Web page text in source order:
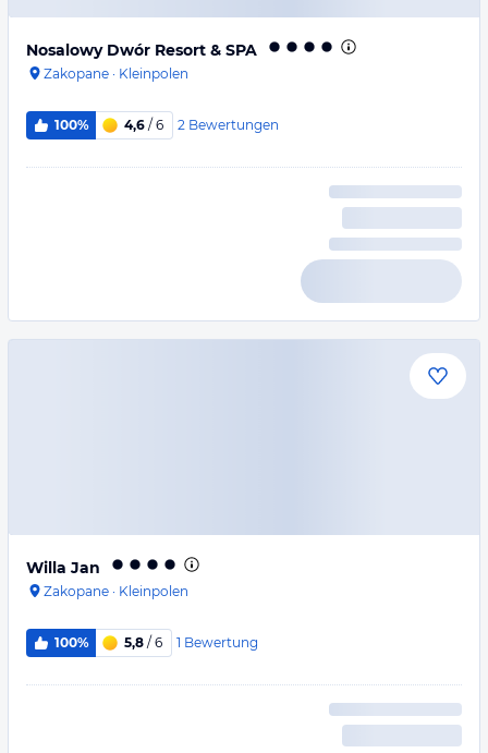
Nosalowy Dwór Resort & SPA
Zakopane · Kleinpolen
100% 4,6 / 6 2 Bewertungen
Willa Jan
Zakopane · Kleinpolen
100% 5,8 / 6 1 Bewertung